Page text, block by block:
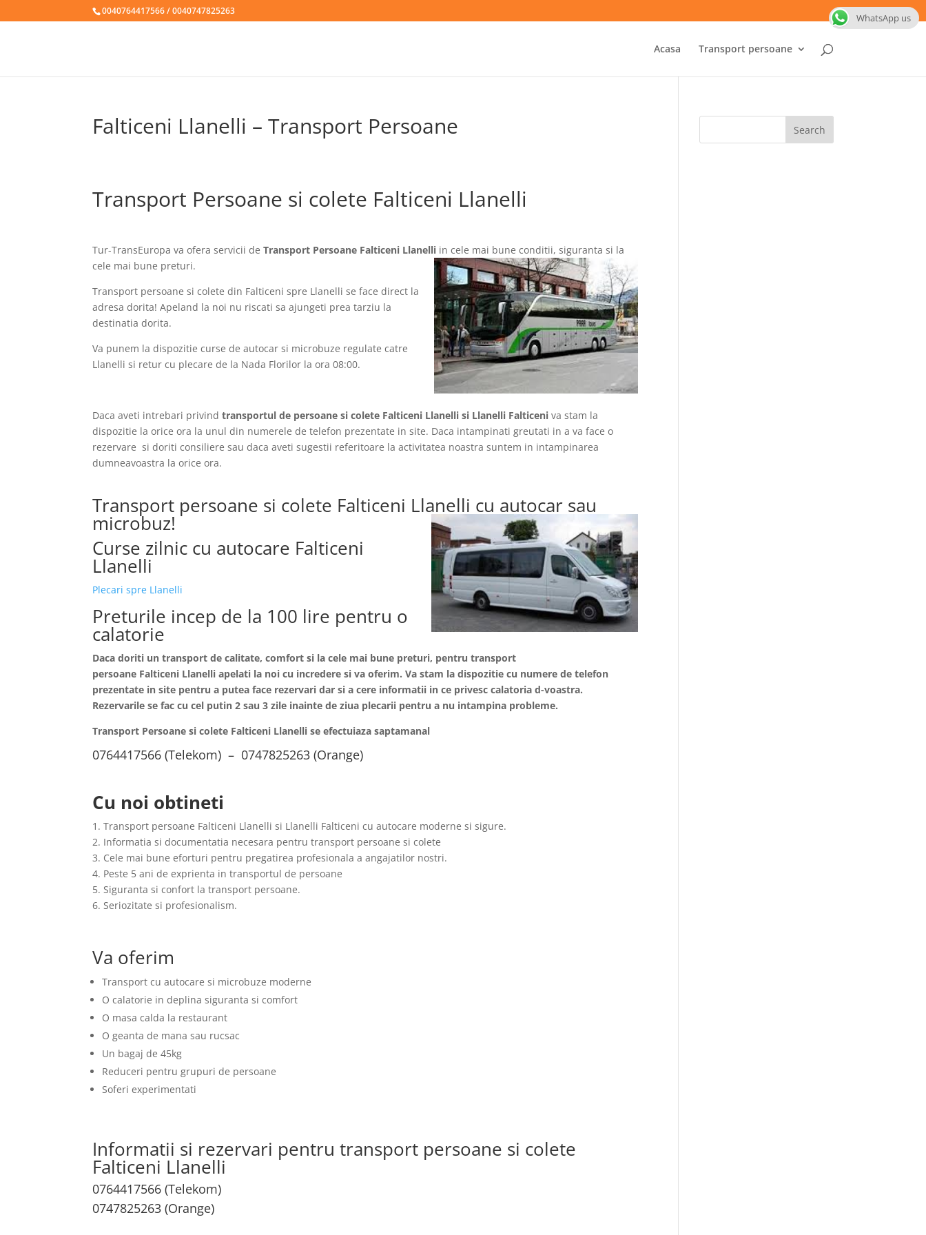
0040764417566 / 0040747825263
Acasa Transport persoane
Falticeni Llanelli – Transport Persoane
Transport Persoane si colete Falticeni Llanelli
Tur-TransEuropa va ofera servicii deTransport Persoane Falticeni Llanelli in cele mai bune conditii, siguranta si la
cele mai bune preturi.
Transport persoane si colete din Falticeni spre Llanelli se face direct la
adresa dorita! Apeland la noi nu riscati sa ajungeti prea tarziu la
destinatia dorita.
Va punem la dispozitie curse de autocar si microbuze regulate catre
Llanelli si retur cu plecare de la Nada Florilor la ora 08:00.
Daca aveti intrebari privindtransportul de persoane si colete Falticeni Llanelli si Llanelli Falticeniva stam la
dispozitie la orice ora la unul din numerele de telefon prezentate in site. Daca intampinati greutati in a va face o
rezervare si doriti consiliere sau daca aveti sugestii referitoare la activitatea noastra suntem in intampinarea
dumneavoastra la orice ora.
Transport persoane si colete Falticeni Llanelli cu autocar sau
microbuz!
Curse zilnic cu autocare Falticeni
Llanelli
Plecari spre Llanelli
Preturile incep de la 100 lire pentru o
calatorie
Daca doriti un transport de calitate, comfort si la cele mai bune preturi, pentru transport
persoane Falticeni Llanelli apelati la noi cu incredere si va oferim. Va stam la dispozitie cu numere de telefon
prezentate in site pentru a putea face rezervari dar si a cere informatii in ce privesc calatoria d-voastra.
Rezervarile se fac cu cel putin 2 sau 3 zile inainte de ziua plecarii pentru a nu intampina probleme.
Transport Persoane si colete Falticeni Llanelli se efectuiaza saptamanal
0764417566 (Telekom) – 0747825263 (Orange)
Cu noi obtineti
1. Transport persoane Falticeni Llanelli si Llanelli Falticeni cu autocare moderne si sigure.
2. Informatia si documentatia necesara pentru transport persoane si colete
3. Cele mai bune eforturi pentru pregatirea profesionala a angajatilor nostri.
4. Peste 5 ani de exprienta in transportul de persoane
5. Siguranta si confort la transport persoane.
6. Seriozitate si profesionalism.
Va oferim
Transport cu autocare si microbuze moderne
O calatorie in deplina siguranta si comfort
O masa calda la restaurant
O geanta de mana sau rucsac
Un bagaj de 45kg
Reduceri pentru grupuri de persoane
Soferi experimentati
Informatii si rezervari pentru transport persoane si colete
Falticeni Llanelli
0764417566 (Telekom)
0747825263 (Orange)
WhatsApp us